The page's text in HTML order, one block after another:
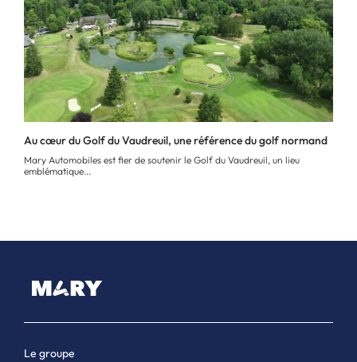
Au cœur du Golf du Vaudreuil, une référence du golf normand
Mary Automobiles est fier de soutenir le Golf du Vaudreuil, un lieu
emblématique...
Le groupe